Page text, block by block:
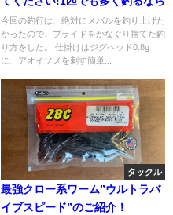
今回の釣行は、絶対にメバルを釣り上げた
かったので、プライドをかなぐり捨てた釣
り方をした。 仕掛けはジグヘッド0.8g
に、アオイソメを刺す簡単...
タックル
最強クロー系ワーム”ウルトラバ
イブスピード”のご紹介！